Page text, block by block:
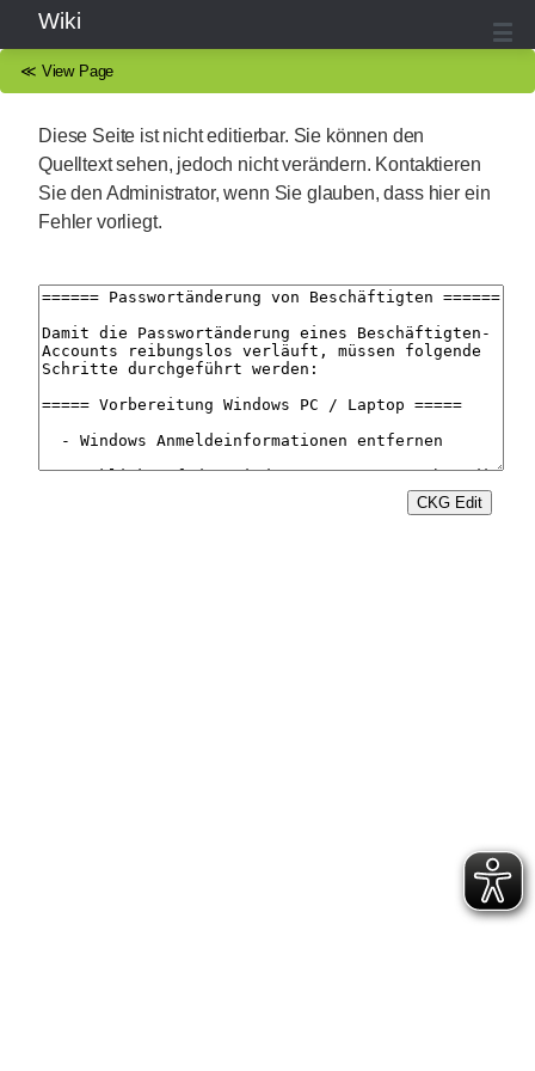
Wiki
≪ View Page
Diese Seite ist nicht editierbar. Sie können den
Quelltext sehen, jedoch nicht verändern. Kontaktieren
Sie den Administrator, wenn Sie glauben, dass hier ein
Fehler vorliegt.
CKG Edit